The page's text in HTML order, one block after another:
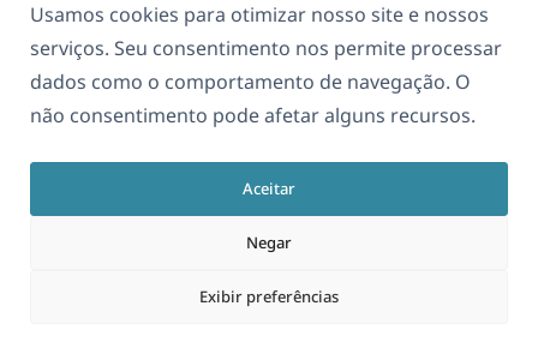
Usamos cookies para otimizar nosso site e nossos
serviços. Seu consentimento nos permite processar
dados como o comportamento de navegação. O
não consentimento pode afetar alguns recursos.
Aceitar
Negar
Exibir preferências
Português
GDPR & Política de Privacidade
Junte-se à nossa equipe(abre
em
janela)
(abre
em
uma
nova
janela)
(abre
em
uma
nova
janela)
(abre
em
nova